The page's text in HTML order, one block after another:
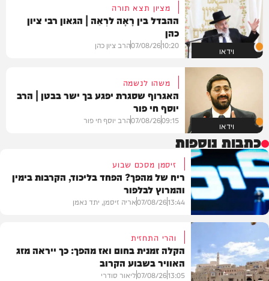
וידאו
מציון תצא תורה
ההבדל בין רָאָה לרְאֵה | הגאון רבי ציון
כהן
10:20
07/08/26הרב ציון כהן
וידאו
משהו לנשמה
האגרוף שסגרת יפגע בך ישר בבטן | הרב
יוסף חי פור
09:15
07/08/26הרב יוסף חי פור
כתבות נוספות
פוליטי
זיסמן מסכם שבוע
ריח של מהפך? הפחד בליכוד, הקרבות בימין
והמרוץ לבלפור
13:44
07/08/26אריה זיסמן, יתד נאמן
והרי התחזית
הקלה זמנית בחום ואז מהפך: כך ייראה מזג
האוויר בשבוע הקרוב
13:05
07/08/26ליאור סודרי